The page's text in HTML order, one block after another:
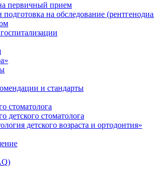
первичный прием
на обследование
и стандарты
стоматолога
детского стоматолога
детского возраста и ортодонтия»